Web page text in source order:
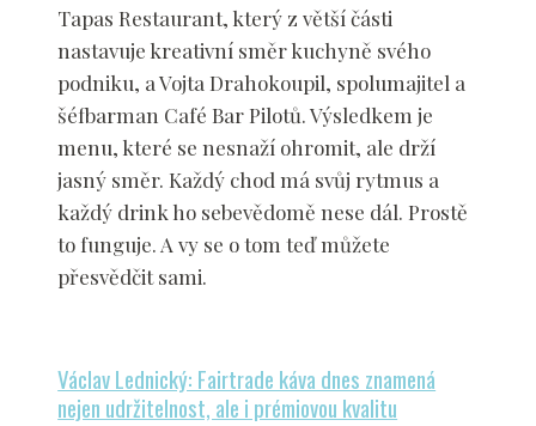
Tapas Restaurant, který z větší části
nastavuje kreativní směr kuchyně svého
podniku, a Vojta Drahokoupil, spolumajitel a
šéfbarman Café Bar Pilotů. Výsledkem je
menu, které se nesnaží ohromit, ale drží
jasný směr. Každý chod má svůj rytmus a
každý drink ho sebevědomě nese dál. Prostě
to funguje. A vy se o tom teď můžete
přesvědčit sami.
Václav Lednický: Fairtrade káva dnes znamená
nejen udržitelnost, ale i prémiovou kvalitu